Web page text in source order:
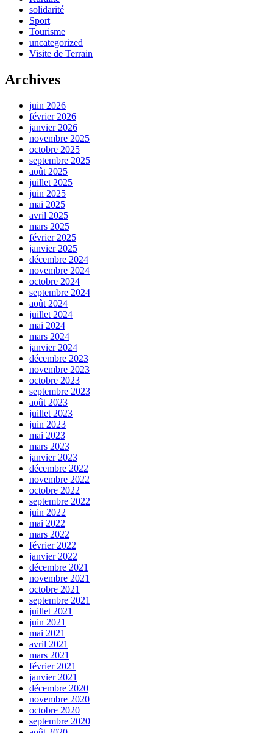
solidarité
Sport
Tourisme
uncategorized
Visite de Terrain
Archives
juin 2026
février 2026
janvier 2026
novembre 2025
octobre 2025
septembre 2025
août 2025
juillet 2025
juin 2025
mai 2025
avril 2025
mars 2025
février 2025
janvier 2025
décembre 2024
novembre 2024
octobre 2024
septembre 2024
août 2024
juillet 2024
mai 2024
mars 2024
janvier 2024
décembre 2023
novembre 2023
octobre 2023
septembre 2023
août 2023
juillet 2023
juin 2023
mai 2023
mars 2023
janvier 2023
décembre 2022
novembre 2022
octobre 2022
septembre 2022
juin 2022
mai 2022
mars 2022
février 2022
janvier 2022
décembre 2021
novembre 2021
octobre 2021
septembre 2021
juillet 2021
juin 2021
mai 2021
avril 2021
mars 2021
février 2021
janvier 2021
décembre 2020
novembre 2020
octobre 2020
septembre 2020